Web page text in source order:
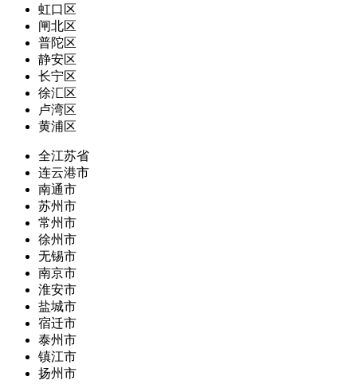
虹口区
闸北区
普陀区
静安区
长宁区
徐汇区
卢湾区
黄浦区
全江苏省
连云港市
南通市
苏州市
常州市
徐州市
无锡市
南京市
淮安市
盐城市
宿迁市
泰州市
镇江市
扬州市